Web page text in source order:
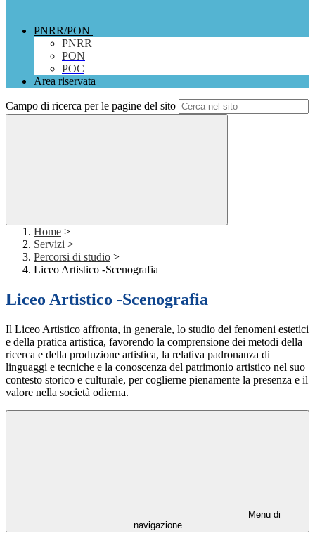
PNRR/PON
PNRR
PON
POC
Area riservata
Campo di ricerca per le pagine del sito
Home >
Servizi >
Percorsi di studio >
Liceo Artistico -Scenografia
Liceo Artistico -Scenografia
Il Liceo Artistico affronta, in generale, lo studio dei fenomeni estetici
e della pratica artistica, favorendo la comprensione dei metodi della
ricerca e della produzione artistica, la relativa padronanza di
linguaggi e tecniche e la conoscenza del patrimonio artistico nel suo
contesto storico e culturale, per coglierne pienamente la presenza e il
valore nella società odierna.
Menu di
navigazione